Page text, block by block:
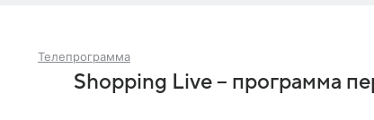
Телепрограмма
Shopping Live – программа